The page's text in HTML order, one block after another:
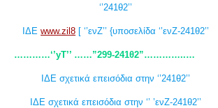
‘’241θ2’’
ΙΔΕwww.zil8 [ ‘’ενΖ’’ {υποσελίδα ‘’ενΖ-241θ2’’
…………‘’yT’’ ……”299-241θ2”…………..…
ΙΔΕ σχετικά επεισόδια στην ‘’241θ2’’
ΙΔΕ σχετικά επεισόδια στην ‘’ ’ενΖ-241θ2’’